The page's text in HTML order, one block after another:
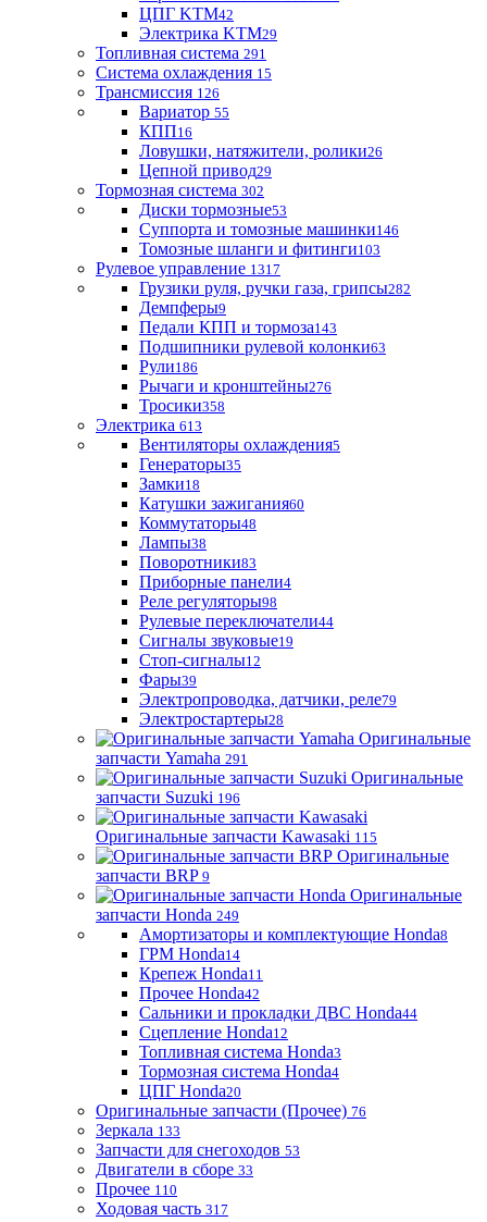
ЦПГ KTM42
Электрика KTM29
Топливная система 291
Система охлаждения 15
Трансмиссия 126
Вариатор 55
КПП16
Ловушки, натяжители, ролики26
Цепной привод29
Тормозная система 302
Диски тормозные53
Суппорта и томозные машинки146
Томозные шланги и фитинги103
Рулевое управление 1317
Грузики руля, ручки газа, грипсы282
Демпферы9
Педали КПП и тормоза143
Подшипники рулевой колонки63
Рули186
Рычаги и кронштейны276
Тросики358
Электрика 613
Вентиляторы охлаждения5
Генераторы35
Замки18
Катушки зажигания60
Коммутаторы48
Лампы38
Поворотники83
Приборные панели4
Реле регуляторы98
Рулевые переключатели44
Сигналы звуковые19
Стоп-сигналы12
Фары39
Электропроводка, датчики, реле79
Электростартеры28
Оригинальные
запчасти Yamaha 291
Оригинальные
запчасти Suzuki 196
Оригинальные запчасти Kawasaki 115
Оригинальные
запчасти BRP 9
Оригинальные
запчасти Honda 249
Амортизаторы и комплектующие Honda8
ГРМ Honda14
Крепеж Honda11
Прочее Honda42
Сальники и прокладки ДВС Honda44
Сцепление Honda12
Топливная система Honda3
Тормозная система Honda4
ЦПГ Honda20
Оригинальные запчасти (Прочее) 76
Зеркала 133
Запчасти для снегоходов 53
Двигатели в сборе 33
Прочее 110
Ходовая часть 317